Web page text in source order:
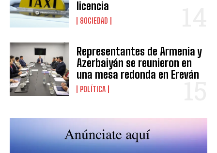
licencia
SOCIEDAD
Representantes de Armenia y
Azerbaiyán se reunieron en
una mesa redonda en Ereván
POLÍTICA